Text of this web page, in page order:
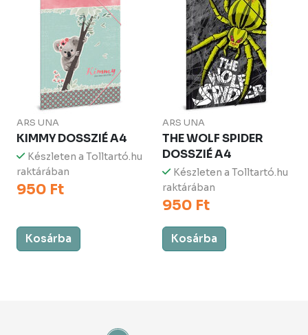
ARS UNA
KIMMY DOSSZIÉ A4
Készleten a Tolltartó.hu
raktárában
950 Ft
Kosárba
ARS UNA
THE WOLF SPIDER
DOSSZIÉ A4
Készleten a Tolltartó.hu
raktárában
950 Ft
Kosárba